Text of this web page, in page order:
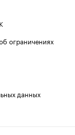
ограничениях
данных